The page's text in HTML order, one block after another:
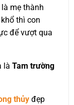
mẹ thành
thì con
để vượt qua
là Tam trường
thủy đẹp